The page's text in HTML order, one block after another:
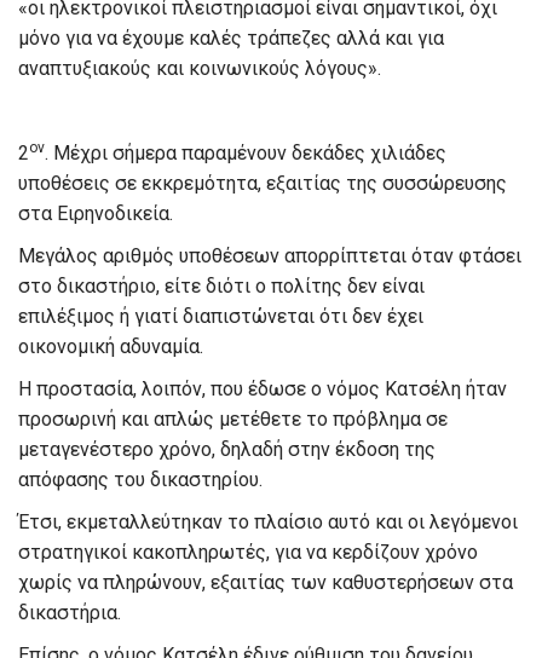
«οι ηλεκτρονικοί πλειστηριασμοί είναι σημαντικοί, όχι
μόνο για να έχουμε καλές τράπεζες αλλά και για
αναπτυξιακούς και κοινωνικούς λόγους».
2ον. Μέχρι σήμερα παραμένουν δεκάδες χιλιάδες
υποθέσεις σε εκκρεμότητα, εξαιτίας της συσσώρευσης
στα Ειρηνοδικεία.
Μεγάλος αριθμός υποθέσεων απορρίπτεται όταν φτάσει
στο δικαστήριο, είτε διότι ο πολίτης δεν είναι
επιλέξιμος ή γιατί διαπιστώνεται ότι δεν έχει
οικονομική αδυναμία.
Η προστασία, λοιπόν, που έδωσε ο νόμος Κατσέλη ήταν
προσωρινή και απλώς μετέθετε το πρόβλημα σε
μεταγενέστερο χρόνο, δηλαδή στην έκδοση της
απόφασης του δικαστηρίου.
Έτσι, εκμεταλλεύτηκαν το πλαίσιο αυτό και οι λεγόμενοι
στρατηγικοί κακοπληρωτές, για να κερδίζουν χρόνο
χωρίς να πληρώνουν, εξαιτίας των καθυστερήσεων στα
δικαστήρια.